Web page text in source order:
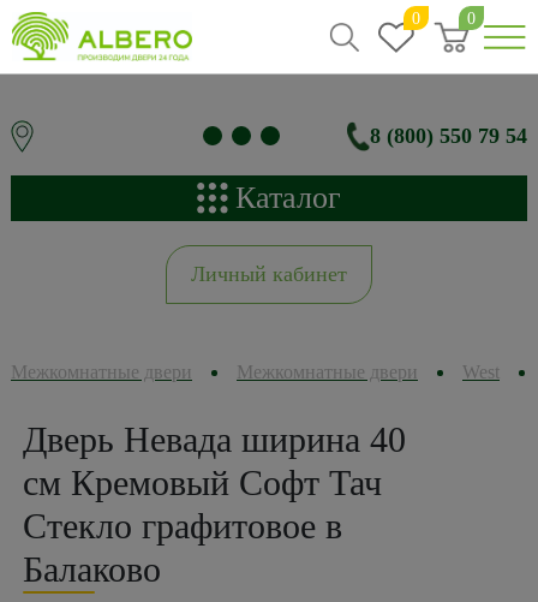
0 0
8 (800) 550 79 54
Каталог
Личный кабинет
Межкомнатные двери Межкомнатные двери West
Дверь Невада ширина 40
см Кремовый Софт Тач
Стекло графитовое в
Балаково